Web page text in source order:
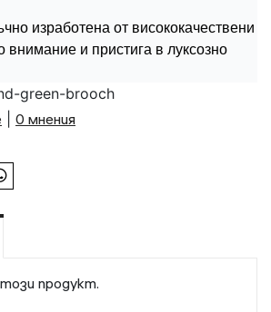
изработена от висококачествени
внимание и пристига в луксозно
green-brooch
0 мнения
продукт.